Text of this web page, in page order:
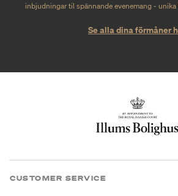
inbjudningar til spännande evenemang -
Se alla dina förmåner
CUSTOMER SERVICE